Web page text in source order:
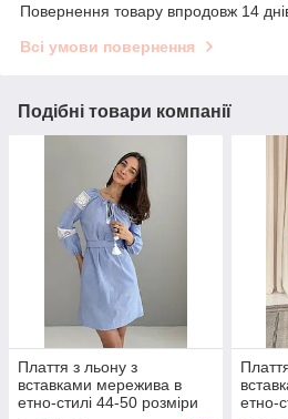
Повернення товару впродовж 14
Всі умови повернення
Подібні товари компанії
Плаття з льону з
вставками мережива в
етно-стилі 44-50 розміри
етно-